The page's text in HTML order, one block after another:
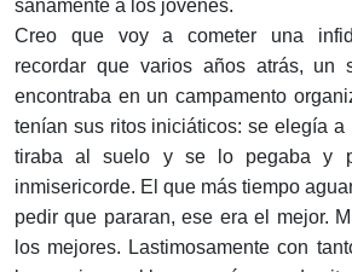
sanamente a los jóvenes.
Creo que voy a cometer una
recordar que varios años atrás, un
encontraba en un campamento
tenían sus ritos iniciáticos: se elegía a
tiraba al suelo y se lo pegaba y
inmisericorde. El que más tiempo
pedir que pararan, ese era el mejor.
los mejores. Lastimosamente con